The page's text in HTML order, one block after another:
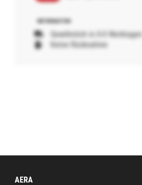
Gewöhnlich in 0-0 Werktagen
Keine Rücknahme
AERA